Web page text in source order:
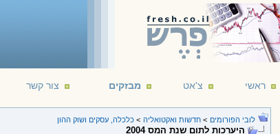
ראשי צ'אט מבזקים צור קשר
לובי הפורומים > חדשות ואקטואליה > כלכלה, עסקים ושוק ההון
היערכות לתום שנת המס 2004